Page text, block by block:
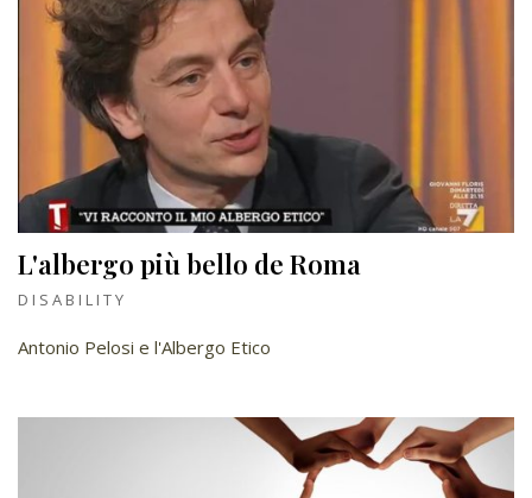
L'albergo più bello de Roma
DISABILITY
Antonio Pelosi e l'Albergo Etico